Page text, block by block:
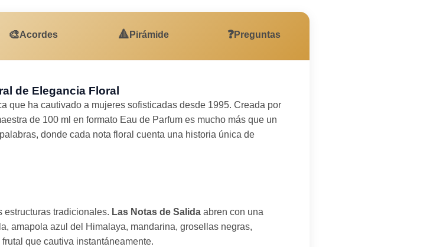
🎨Acordes 🔺 Pirámide ❓Preguntas
de Elegancia Floral
que ha cautivado a mujeres sofisticadas desde 1995. Creada por
de 100 ml en formato Eau de Parfum es mucho más que un
donde cada nota floral cuenta una historia única de
estructuras tradicionales. Las Notas de Salida abren con una
amapola azul del Himalaya, mandarina, grosellas negras,
que cautiva instantáneamente.